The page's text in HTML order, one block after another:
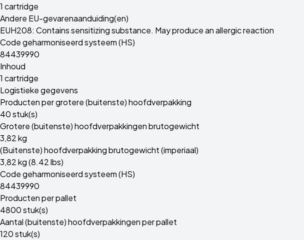
1 cartridge
Andere EU-gevarenaanduiding(en)
EUH208: Contains sensitizing substance. May produce an allergic reaction
Code geharmoniseerd systeem (HS)
84439990
Inhoud
1 cartridge
Logistieke gegevens
Producten per grotere (buitenste) hoofdverpakking
40 stuk(s)
Grotere (buitenste) hoofdverpakkingen brutogewicht
3,82 kg
(Buitenste) hoofdverpakking brutogewicht (imperiaal)
3,82 kg (8.42 lbs)
Code geharmoniseerd systeem (HS)
84439990
Producten per pallet
4800 stuk(s)
Aantal (buitenste) hoofdverpakkingen per pallet
120 stuk(s)